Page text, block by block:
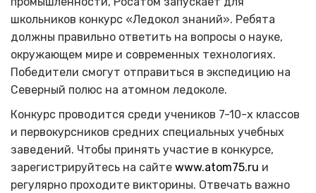
школьников конкурс «Ледокол знаний». Ребята
должны правильно ответить на вопросы о науке,
окружающем мире и современных технологиях.
Победители смогут отправиться в экспедицию на
Северный полюс на атомном ледоколе.
Конкурс проводится среди учеников 7-10-х классов
и первокурсников средних специальных учебных
заведений. Чтобы принять участие в конкурсе,
зарегистрируйтесь на сайте www.atom75.ru и
регулярно проходите викторины. Отвечать важно